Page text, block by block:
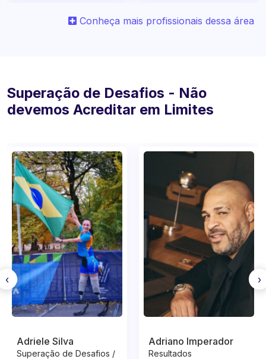
Conheça mais profissionais dessa área
Superação de Desafios - Não
devemos Acreditar em Limites
Adriele Silva
Superação de Desafios /
Adriano Imperador
Resultados
‹ ›